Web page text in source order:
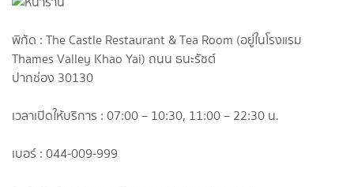
พิกัด : The Castle Restaurant & Tea Room (อยู่ในโรงแรม
Thames Valley Khao Yai) ถนน ธนะรัชต์
ปากช่อง 30130
เวลาเปิดให้บริการ : 07:00 – 10:30, 11:00 – 22:30 น.
เบอร์ : 044-009-999